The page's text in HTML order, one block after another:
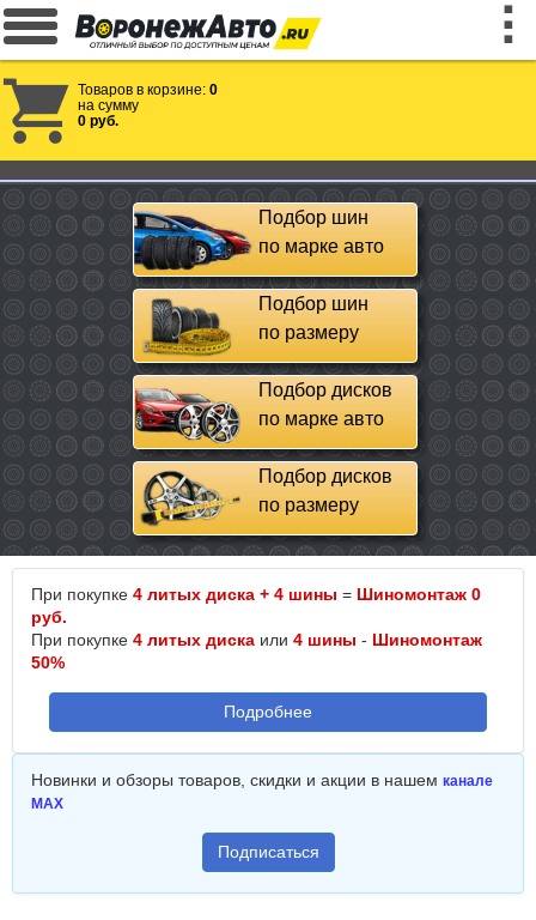
Товаров в корзине: 0
на сумму
0 руб.
Подбор шин
по марке авто
Подбор шин
по размеру
Подбор дисков
по марке авто
Подбор дисков
по размеру
При покупке 4 литых диска + 4 шины = Шиномонтаж 0
руб.
При покупке 4 литых диска или 4 шины - Шиномонтаж
50%
Подробнее
Новинки и обзоры товаров, скидки и акции в нашем канале
MAX
Подписаться